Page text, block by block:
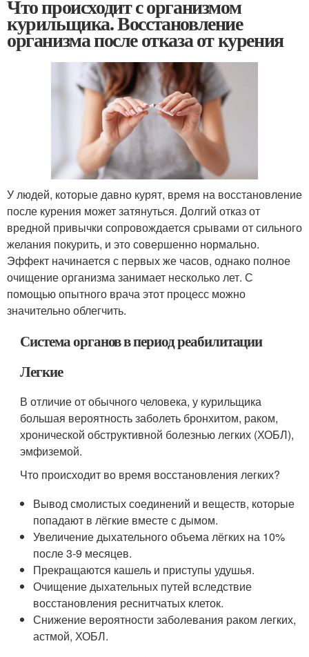
Что происходит с организмом
курильщика. Восстановление
организма после отказа от курения
У людей, которые давно курят, время на восстановление
после курения может затянуться. Долгий отказ от
вредной привычки сопровождается срывами от сильного
желания покурить, и это совершенно нормально.
Эффект начинается с первых же часов, однако полное
очищение организма занимает несколько лет. С
помощью опытного врача этот процесс можно
значительно облегчить.
Система органов в период реабилитации
Легкие
В отличие от обычного человека, у курильщика
большая вероятность заболеть бронхитом, раком,
хронической обструктивной болезнью легких (ХОБЛ),
эмфиземой.
Что происходит во время восстановления легких?
Вывод смолистых соединений и веществ, которые
попадают в лёгкие вместе с дымом.
Увеличение дыхательного объема лёгких на 10%
после 3-9 месяцев.
Прекращаются кашель и приступы удушья.
Очищение дыхательных путей вследствие
восстановления реснитчатых клеток.
Снижение вероятности заболевания раком легких,
астмой, ХОБЛ.